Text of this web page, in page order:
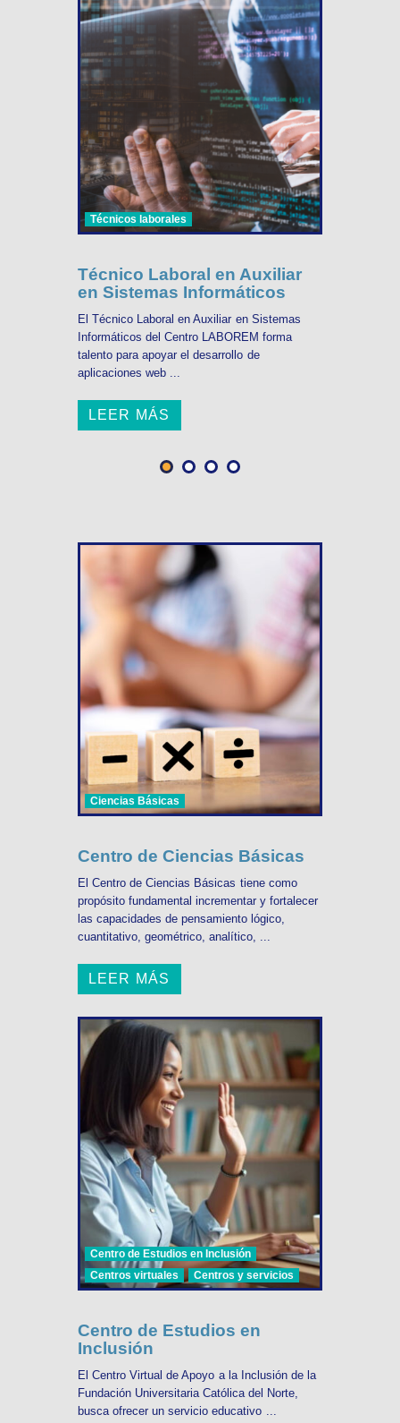
Técnicos laborales
Técnico Laboral en Auxiliar
en Sistemas Informáticos
El Técnico Laboral en Auxiliar en Sistemas
Informáticos del Centro LABOREM forma
talento para apoyar el desarrollo de
aplicaciones web ...
LEER MÁS
Ciencias Básicas
Centro de Ciencias Básicas
El Centro de Ciencias Básicas tiene como
propósito fundamental incrementar y fortalecer
las capacidades de pensamiento lógico,
cuantitativo, geométrico, analítico, ...
LEER MÁS
Centro de Estudios en Inclusión
Centros virtuales
Centros y servicios
Centro de Estudios en
Inclusión
El Centro Virtual de Apoyo a la Inclusión de la
Fundación Universitaria Católica del Norte,
busca ofrecer un servicio educativo ...